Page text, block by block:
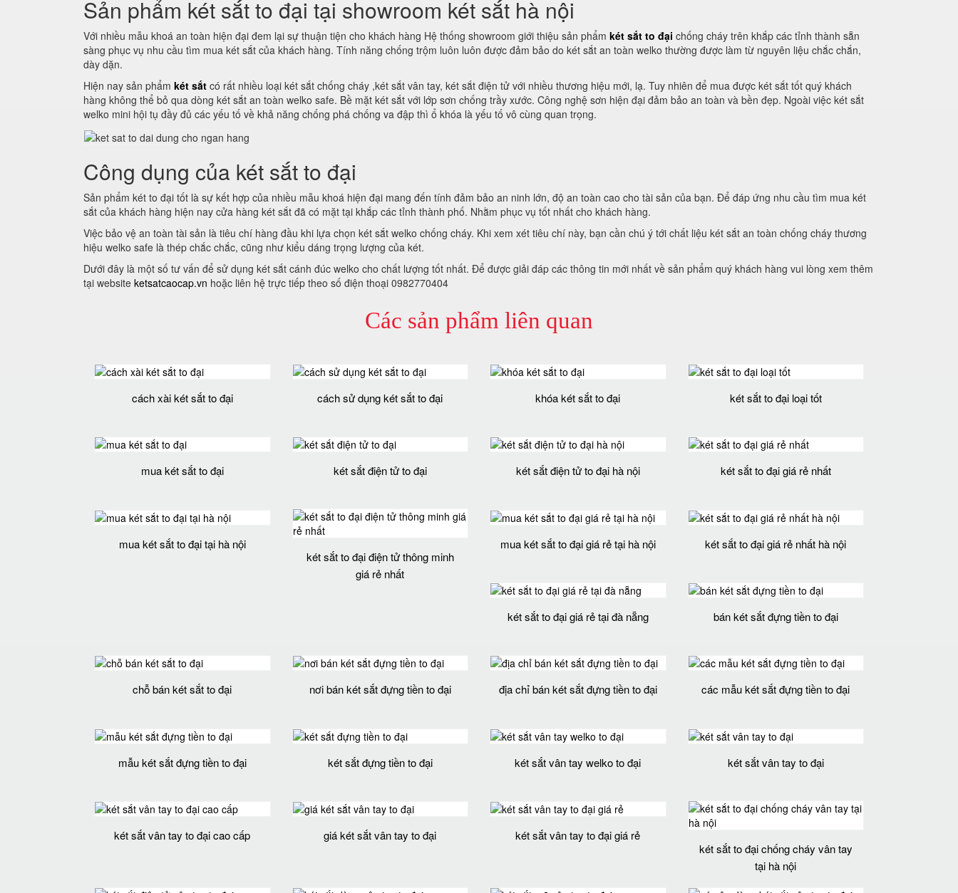
Sản phẩm két sắt to đại tại showroom két sắt hà nội
Với nhiều mẫu khoá an toàn hiện đại đem lại sự thuận tiện cho khách hàng Hệ thống showroom giới thiệu sản phẩm két sắt to đại chống cháy trên khắp các tỉnh thành sẵn
sàng phục vụ nhu cầu tìm mua két sắt của khách hàng. Tính năng chống trộm luôn luôn được đảm bảo do két sắt an toàn welko thường được làm từ nguyên liệu chắc chắn,
dày dặn.
Hiện nay sản phẩm két sắt có rất nhiều loại két sắt chống cháy ,két sắt vân tay, két sắt điện tử với nhiều thương hiệu mới, lạ. Tuy nhiên để mua được két sắt tốt quý khách
hàng không thể bỏ qua dòng két sắt an toàn welko safe. Bề mặt két sắt với lớp sơn chống trầy xước. Công nghệ sơn hiện đại đảm bảo an toàn và bền đẹp. Ngoài việc két sắt
welko mini hội tụ đầy đủ các yếu tố về khả năng chống phá chống va đập thì ổ khóa là yếu tố vô cùng quan trọng.
Công dụng của két sắt to đại
Sản phẩm két to đại tốt là sự kết hợp của nhiều mẫu khoá hiện đại mang đến tính đảm bảo an ninh lớn, độ an toàn cao cho tài sản của bạn. Để đáp ứng nhu cầu tìm mua két
sắt của khách hàng hiện nay cửa hàng két sắt đã có mặt tại khắp các tỉnh thành phố. Nhằm phục vụ tốt nhất cho khách hàng.
Việc bảo vệ an toàn tài sản là tiêu chí hàng đầu khi lựa chọn két sắt welko chống cháy. Khi xem xét tiêu chí này, bạn cần chú ý tới chất liệu két sắt an toàn chống cháy thương
hiệu welko safe là thép chắc chắc, cũng như kiểu dáng trọng lượng của két.
Dưới đây là một số tư vấn để sử dụng két sắt cánh đúc welko cho chất lượng tốt nhất. Để được giải đáp các thông tin mới nhất về sản phẩm quý khách hàng vui lòng xem thêm
tại website ketsatcaocap.vn hoặc liên hệ trực tiếp theo số điện thoại 0982770404
Các sản phẩm liên quan
cách xài két sắt to đại cách sử dụng két sắt to đại khóa két sắt to đại két sắt to đại loại tốt
mua két sắt to đại két sắt điện tử to đại két sắt điện tử to đại hà nội két sắt to đại giá rẻ nhất
mua két sắt to đại tại hà nội
két sắt to đại điện tử thông minh
giá rẻ nhất
mua két sắt to đại giá rẻ tại hà nội két sắt to đại giá rẻ nhất hà nội
két sắt to đại giá rẻ tại đà nẵng bán két sắt đựng tiền to đại
chỗ bán két sắt to đại nơi bán két sắt đựng tiền to đại địa chỉ bán két sắt đựng tiền to đại các mẫu két sắt đựng tiền to đại
mẫu két sắt đựng tiền to đại két sắt đựng tiền to đại két sắt vân tay welko to đại két sắt vân tay to đại
két sắt vân tay to đại cao cấp giá két sắt vân tay to đại
két sắt vân tay to đại giá rẻ
két sắt to đại chống cháy vân tay
tại hà nội